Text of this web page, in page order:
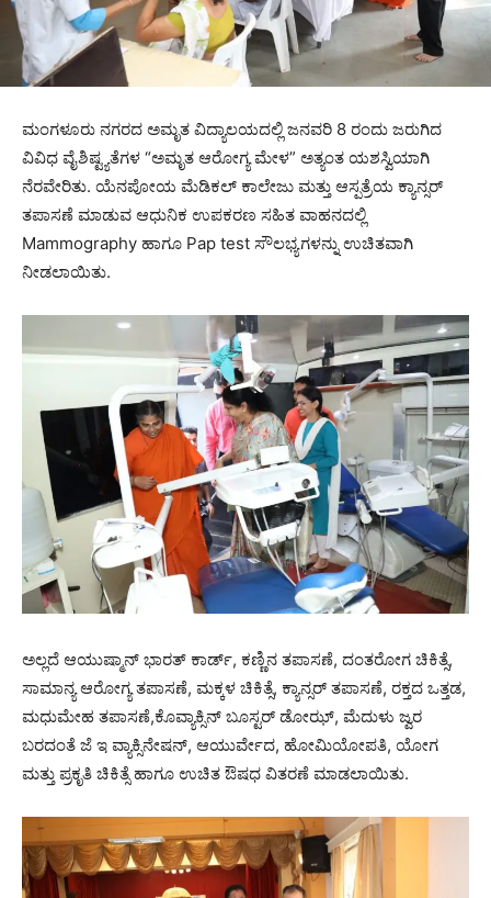
ಮಂಗಳೂರು ನಗರದ ಅಮೃತ ವಿದ್ಯಾಲಯದಲ್ಲಿ ಜನವರಿ 8 ರಂದು ಜರುಗಿದ
ವಿವಿಧ ವೈಶಿಷ್ಟ್ಯತೆಗಳ “ಅಮೃತ ಆರೋಗ್ಯ ಮೇಳ” ಅತ್ಯಂತ ಯಶಸ್ವಿಯಾಗಿ
ನೆರವೇರಿತು. ಯೆನಪೋಯ ಮೆಡಿಕಲ್ ಕಾಲೇಜು ಮತ್ತು ಆಸ್ಪತ್ರೆಯ ಕ್ಯಾನ್ಸರ್
ತಪಾಸಣೆ ಮಾಡುವ ಆಧುನಿಕ ಉಪಕರಣ ಸಹಿತ ವಾಹನದಲ್ಲಿ
Mammography ಹಾಗೂ Pap test ಸೌಲಭ್ಯಗಳನ್ನು ಉಚಿತವಾಗಿ
ನೀಡಲಾಯಿತು.
ಅಲ್ಲದೆ ಆಯುಷ್ಮಾನ್ ಭಾರತ್ ಕಾರ್ಡ್, ಕಣ್ಣಿನ ತಪಾಸಣೆ, ದಂತರೋಗ ಚಿಕಿತ್ಸೆ,
ಸಾಮಾನ್ಯ ಆರೋಗ್ಯ ತಪಾಸಣೆ, ಮಕ್ಕಳ ಚಿಕಿತ್ಸೆ, ಕ್ಯಾನ್ಸರ್ ತಪಾಸಣೆ, ರಕ್ತದ ಒತ್ತಡ,
ಮಧುಮೇಹ ತಪಾಸಣೆ,ಕೊವ್ಯಾಕ್ಸಿನ್ ಬೂಸ್ಟರ್ ಡೋಝ್, ಮೆದುಳು ಜ್ವರ
ಬರದಂತೆ ಜೆ ಇ ವ್ಯಾಕ್ಸಿನೇಷನ್‌, ಆಯುರ್ವೇದ, ಹೋಮಿಯೋಪತಿ, ಯೋಗ
ಮತ್ತು ಪ್ರಕೃತಿ ಚಿಕಿತ್ಸೆ ಹಾಗೂ ಉಚಿತ ಔಷಧ ವಿತರಣೆ ಮಾಡಲಾಯಿತು.